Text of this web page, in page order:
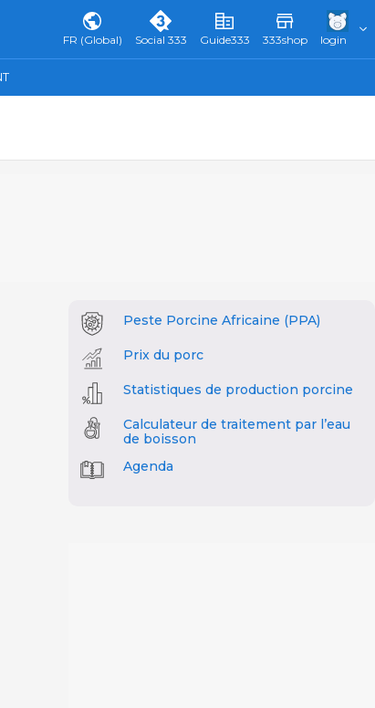
FR (Global) Social 333 Guide333 333shop login
Peste Porcine Africaine (PPA)
Prix du porc
Statistiques de production porcine
Calculateur de traitement par l’eau
de boisson
Agenda